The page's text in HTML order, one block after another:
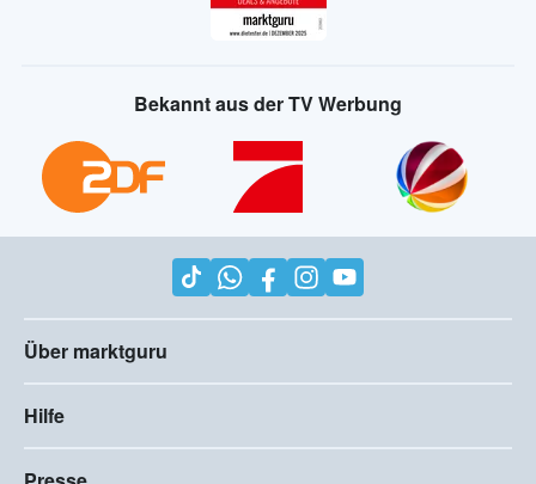
Bekannt aus der TV Werbung
Über marktguru
Hilfe